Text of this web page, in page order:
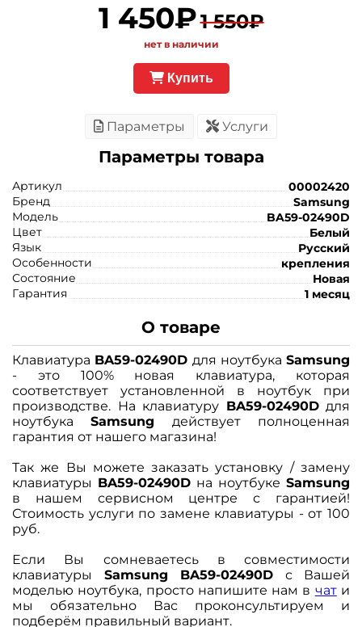
1 450₽1 550₽
нет в наличии
Купить
Параметры Услуги
Параметры товара
Артикул
00002420
Бренд
Samsung
Модель
BA59-02490D
Цвет
Белый
Язык
Русский
Особенности
крепления
Состояние
Новая
Гарантия
1 месяц
О товаре
Клавиатура BA59-02490D для ноутбука Samsung
- это 100% новая клавиатура, которая
соответствует установленной в ноутбук при
производстве. На клавиатуру BA59-02490Dдля
ноутбукаSamsung действует полноценная
гарантия от нашего магазина!
Так же Вы можете заказать установку / замену
клавиатуры BA59-02490D на ноутбуке Samsung
в нашем сервисном центре с гарантией!
Стоимость услуги по замене клавиатуры - от 100
руб.
Если Вы сомневаетесь в совместимости
клавиатуры Samsung BA59-02490D с Вашей
моделью ноутбука, просто напишите нам в чати
мы обязательно Вас проконсультируем и
подберём правильный вариант.